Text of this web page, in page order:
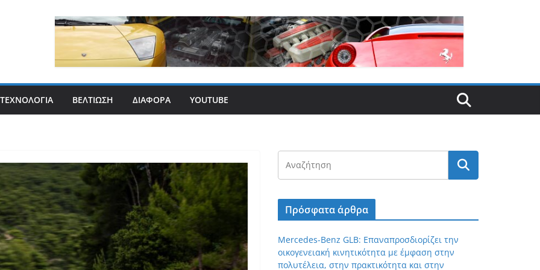
ΤΕΧΝΟΛΟΓΊΑ ΒΕΛΤΊΩΣΗ ΔΙΆΦΟΡΑ YOUTUBE
Πρόσφατα άρθρα
Mercedes-Benz GLB: Επαναπροσδιορίζει την
οικογενειακή κινητικότητα με έμφαση στην
πολυτέλεια, στην πρακτικότητα και στην